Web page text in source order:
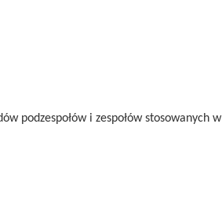
podzespołów i zespołów stosowanych w